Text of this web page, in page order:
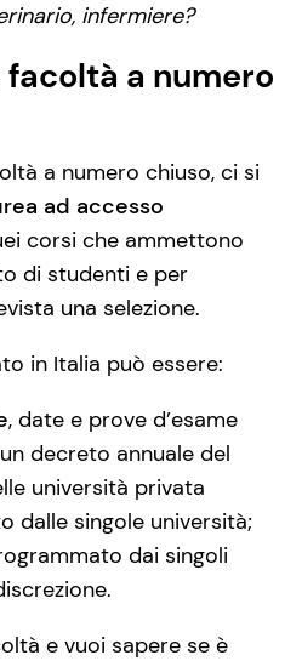
infermiere?
a numero
a numero chiuso, ci si
ad accesso
corsi che ammettono
di studenti e per
una selezione.
in Italia può essere:
, date e prove d’esame
decreto annuale del
università privata
dalle singole università;
dai singoli
e vuoi sapere se è